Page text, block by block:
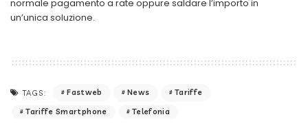
normale pagamento a rate oppure saldare l’importo in
un’unica soluzione.
TAGS: Fastweb News
Tariffe
Tariffe Smartphone
Telefonia